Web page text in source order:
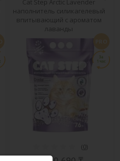
наполнитель силикагелевый
впитывающий с ароматом
лаванды
(0)